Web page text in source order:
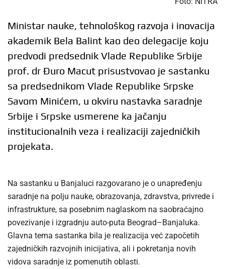
Ministar nauke, tehnološkog razvoja i inovacija
akademik Bela Balint kao deo delegacije koju
predvodi predsednik Vlade Republike Srbije
prof. dr Đuro Macut prisustvovao je sastanku
sa predsednikom Vlade Republike Srpske
Savom Minićem, u okviru nastavka saradnje
Srbije i Srpske usmerene ka jačanju
institucionalnih veza i realizaciji zajedničkih
projekata.
Na sastanku u Banjaluci razgovarano je o unapređenju
saradnje na polju nauke, obrazovanja, zdravstva, privrede i
infrastrukture, sa posebnim naglaskom na saobraćajno
povezivanje i izgradnju auto-puta Beograd–Banjaluka.
Glavna tema sastanka bila je realizacija već započetih
zajedničkih razvojnih inicijativa, ali i pokretanja novih
vidova saradnje iz pomenutih oblasti.